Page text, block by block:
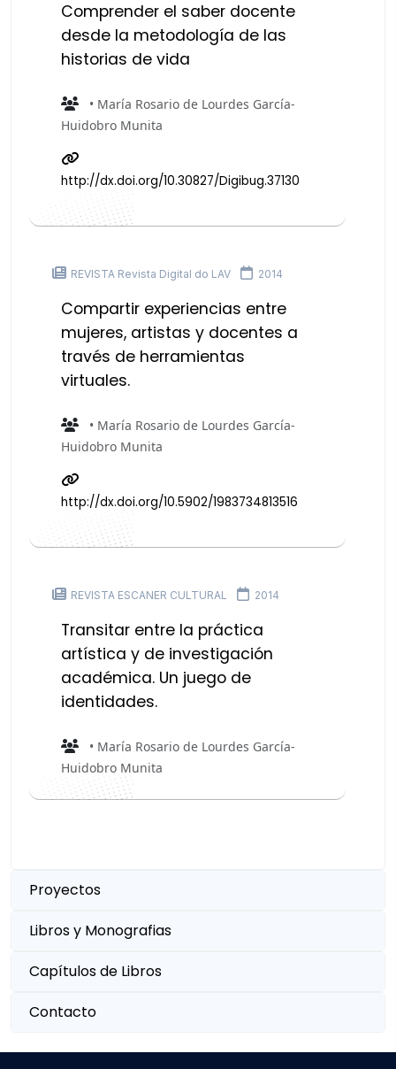
Comprender el saber docente
desde la metodología de las
historias de vida
• María Rosario de Lourdes García-
Huidobro Munita
http://dx.doi.org/10.30827/Digibug.37130
REVISTA Revista Digital do LAV 2014
Compartir experiencias entre
mujeres, artistas y docentes a
través de herramientas
virtuales.
• María Rosario de Lourdes García-
Huidobro Munita
http://dx.doi.org/10.5902/1983734813516
REVISTA ESCANER CULTURAL 2014
Transitar entre la práctica
artística y de investigación
académica. Un juego de
identidades.
• María Rosario de Lourdes García-
Huidobro Munita
Proyectos
Libros y Monografias
Capítulos de Libros
Contacto